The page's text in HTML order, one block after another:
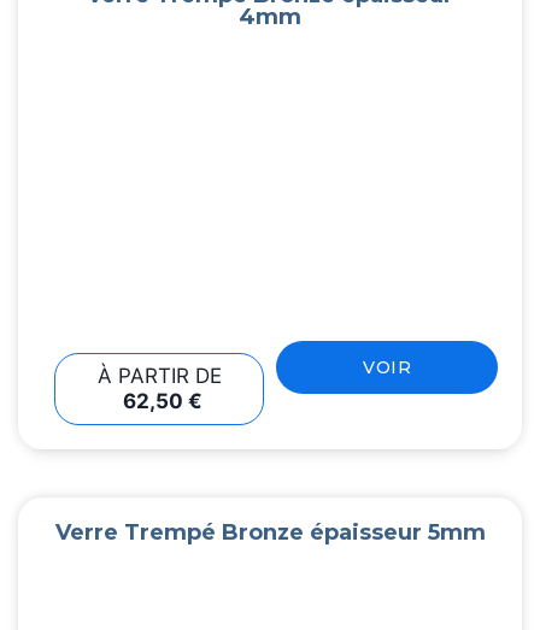
4mm
À PARTIR DE
62,50 €
VOIR
Verre Trempé Bronze épaisseur 5mm